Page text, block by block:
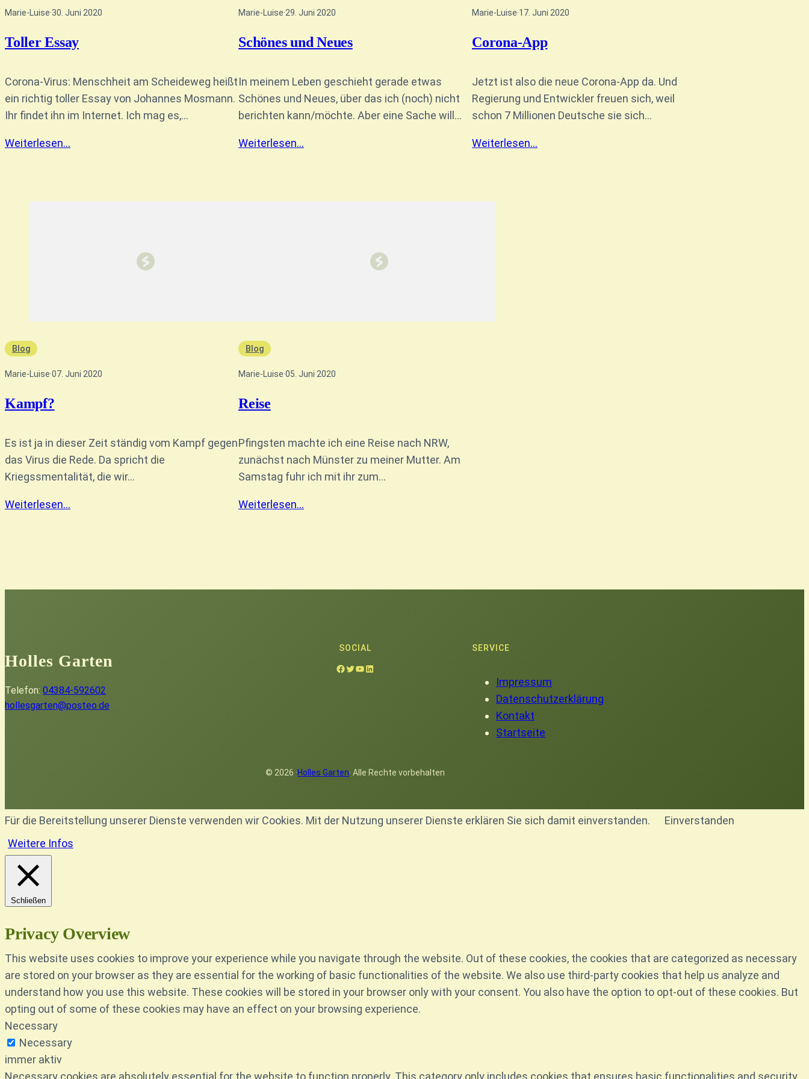
Marie-Luise·30. Juni 2020
Toller Essay
Corona-Virus: Menschheit am Scheideweg heißt
ein richtig toller Essay von Johannes Mosmann.
Ihr findet ihn im Internet. Ich mag es,…
Weiterlesen…
Marie-Luise·29. Juni 2020
Schönes und Neues
In meinem Leben geschieht gerade etwas
Schönes und Neues, über das ich (noch) nicht
berichten kann/möchte. Aber eine Sache will…
Weiterlesen…
Marie-Luise·17. Juni 2020
Corona-App
Jetzt ist also die neue Corona-App da. Und
Regierung und Entwickler freuen sich, weil
schon 7 Millionen Deutsche sie sich…
Weiterlesen…
Blog
Marie-Luise·07. Juni 2020
Kampf?
Es ist ja in dieser Zeit ständig vom Kampf gegen
das Virus die Rede. Da spricht die
Kriegssmentalität, die wir…
Weiterlesen…
Blog
Marie-Luise·05. Juni 2020
Reise
Pfingsten machte ich eine Reise nach NRW,
zunächst nach Münster zu meiner Mutter. Am
Samstag fuhr ich mit ihr zum…
Weiterlesen…
Holles Garten
Telefon: 04384-592602
hollesgarten@posteo.de
SOCIAL
Facebook Twitter YouTube LinkedIn
SERVICE
Impressum
Datenschutzerklärung
Kontakt
Startseite
© 2026 ·Holles Garten· Alle Rechte vorbehalten
Für die Bereitstellung unserer Dienste verwenden wir Cookies. Mit der Nutzung unserer Dienste erklären Sie sich damit einverstanden.
Einverstanden
Weitere Infos
Schließen
Privacy Overview
This website uses cookies to improve your experience while you navigate through the website. Out of these cookies, the cookies that are categorized as necessary
are stored on your browser as they are essential for the working of basic functionalities of the website. We also use third-party cookies that help us analyze and
understand how you use this website. These cookies will be stored in your browser only with your consent. You also have the option to opt-out of these cookies. But
opting out of some of these cookies may have an effect on your browsing experience.
Necessary
Necessary
immer aktiv
Necessary cookies are absolutely essential for the website to function properly. This category only includes cookies that ensures basic functionalities and security